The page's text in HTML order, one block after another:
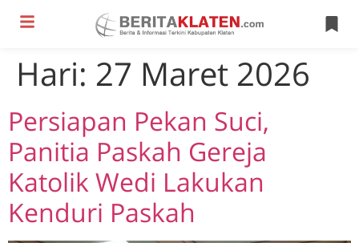
Hari: 27 Maret 2026
Persiapan Pekan Suci,
Panitia Paskah Gereja
Katolik Wedi Lakukan
Kenduri Paskah